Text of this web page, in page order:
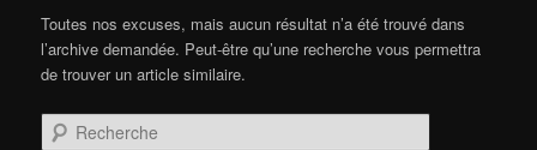
Toutes nos excuses, mais aucun résultat n’a été trouvé dans
l’archive demandée. Peut-être qu’une recherche vous permettra
de trouver un article similaire.
Recherche